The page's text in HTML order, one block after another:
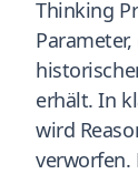
Thinking
erhält. In
wird
verworfen.